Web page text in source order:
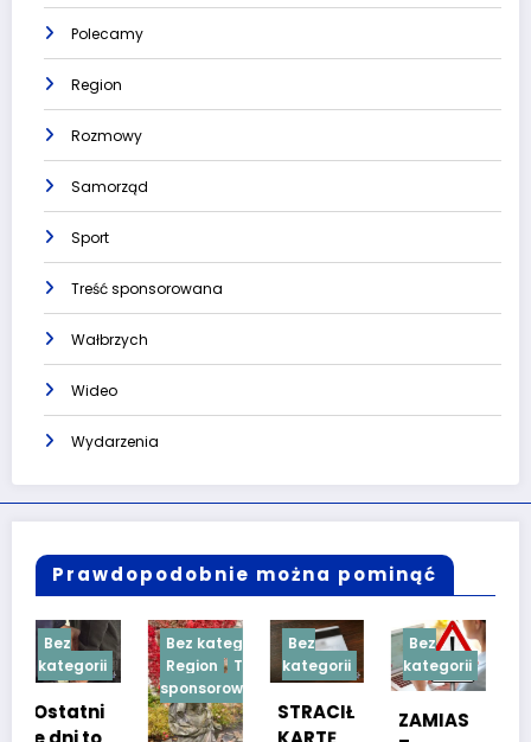
Polecamy
Region
Rozmowy
Samorząd
Sport
Treść sponsorowana
Wałbrzych
Wideo
Wydarzenia
Prawdopodobnie można pominąć
Bez kategorii
Region
Treść
sponsorowana
Bez
kategorii
STRACIŁ
Bez
kategorii
ZAMIAS
Bez
kategorii
TESTY